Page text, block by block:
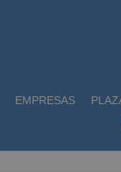
EMPRESAS